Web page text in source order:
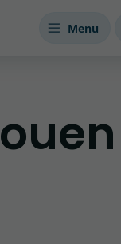
Menu